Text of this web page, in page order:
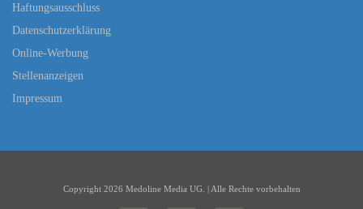
Haftungsausschluss
Datenschutzerklärung
Online-Werbung
Stellenanzeigen
Impressum
Copyright 2026 Medoline Media UG. | Alle Rechte vorbehalten